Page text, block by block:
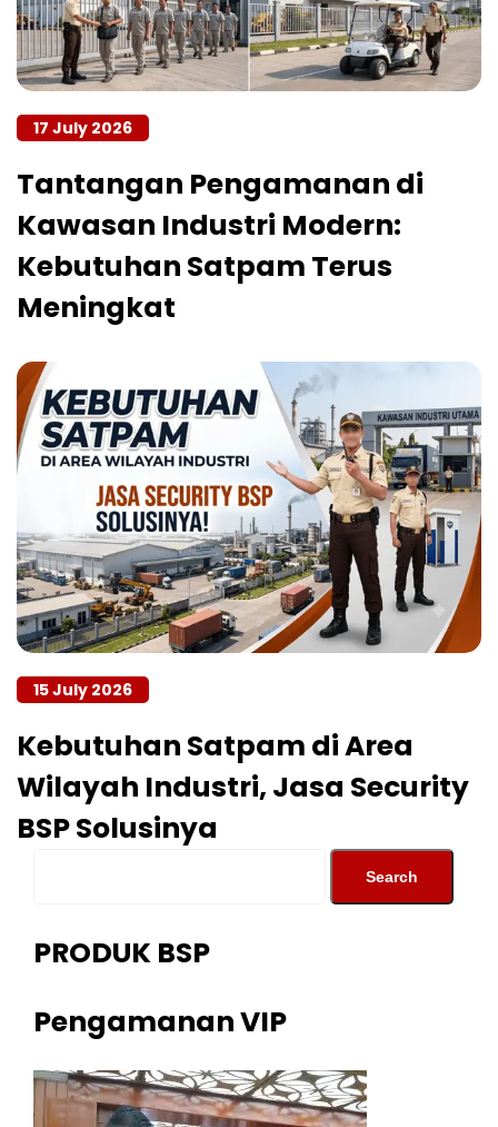
17 July 2026
Tantangan Pengamanan di
Kawasan Industri Modern:
Kebutuhan Satpam Terus
Meningkat
15 July 2026
Kebutuhan Satpam di Area
Wilayah Industri, Jasa Security
BSP Solusinya
PRODUK BSP
Pengamanan VIP